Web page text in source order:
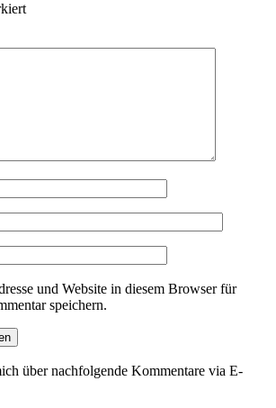
und Website in diesem Browser für
speichern.
über nachfolgende Kommentare via E-